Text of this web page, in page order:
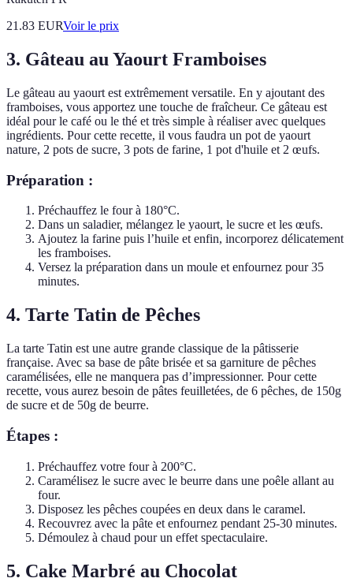
21.83 EURVoir le prix
3. Gâteau au Yaourt Framboises
Le gâteau au yaourt est extrêmement versatile. En y ajoutant des
framboises, vous apportez une touche de fraîcheur. Ce gâteau est
idéal pour le café ou le thé et très simple à réaliser avec quelques
ingrédients. Pour cette recette, il vous faudra un pot de yaourt
nature, 2 pots de sucre, 3 pots de farine, 1 pot d'huile et 2 œufs.
Préparation :
Préchauffez le four à 180°C.
Dans un saladier, mélangez le yaourt, le sucre et les œufs.
Ajoutez la farine puis l’huile et enfin, incorporez délicatement
les framboises.
Versez la préparation dans un moule et enfournez pour 35
minutes.
4. Tarte Tatin de Pêches
La tarte Tatin est une autre grande classique de la pâtisserie
française. Avec sa base de pâte brisée et sa garniture de pêches
caramélisées, elle ne manquera pas d’impressionner. Pour cette
recette, vous aurez besoin de pâtes feuilletées, de 6 pêches, de 150g
de sucre et de 50g de beurre.
Étapes :
Préchauffez votre four à 200°C.
Caramélisez le sucre avec le beurre dans une poêle allant au
four.
Disposez les pêches coupées en deux dans le caramel.
Recouvrez avec la pâte et enfournez pendant 25-30 minutes.
Démoulez à chaud pour un effet spectaculaire.
5. Cake Marbré au Chocolat